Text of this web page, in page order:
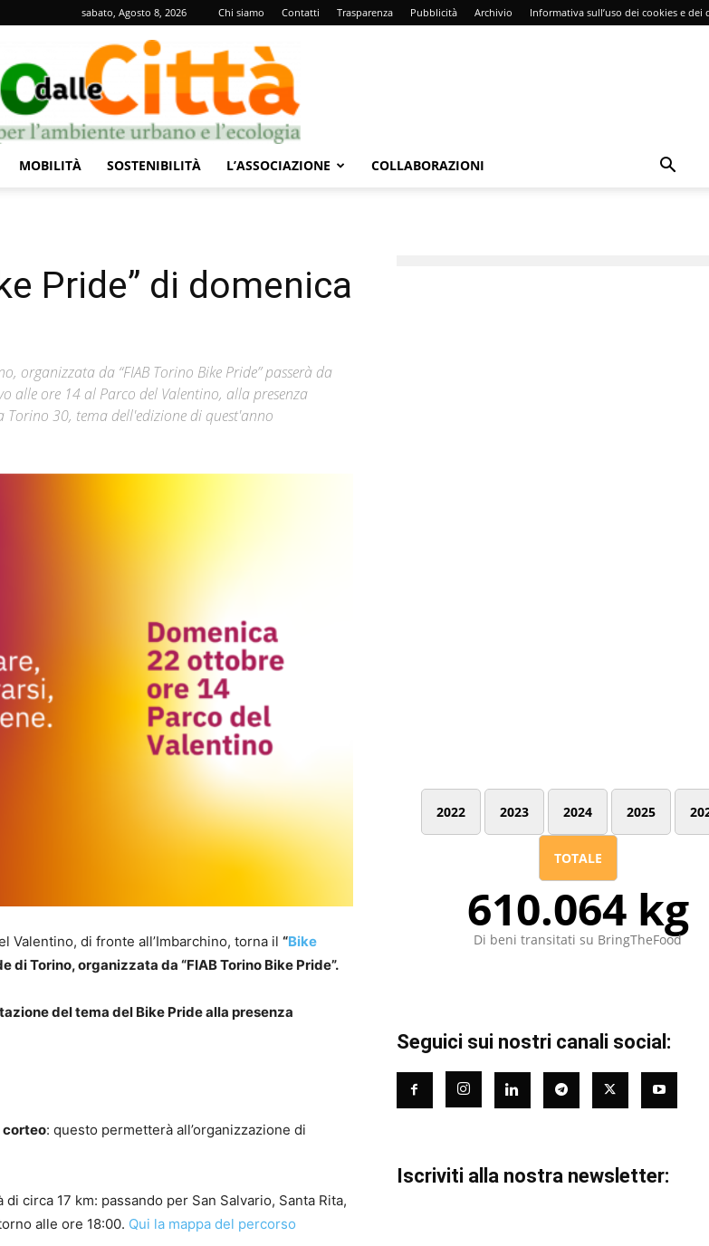
sabato, Agosto 8, 2026 Chi siamo Contatti Trasparenza Pubblicità Archivio Informativa sull’uso dei cookies e dei
MOBILITÀ SOSTENIBILITÀ L’ASSOCIAZIONE COLLABORAZIONI
Pride” di domenica
organizzata da “FIAB Torino Bike Pride” passerà da
alle ore 14 al Parco del Valentino, alla presenza
Torino 30, tema dell'edizione di quest'anno
Valentino, di fronte all’Imbarchino, torna il “Bike
Torino, organizzata da “FIAB Torino Bike Pride”.
del tema del Bike Pride alla presenza
corteo: questo permetterà all’organizzazione di
circa 17 km: passando per San Salvario, Santa Rita,
alle ore 18:00. Qui la mappa del percorso
2022 2023 2024 2025
TOTALE
610.064 kg
Di beni transitati su BringTheFood
Seguici sui nostri canali social:
Iscriviti alla nostra newsletter: